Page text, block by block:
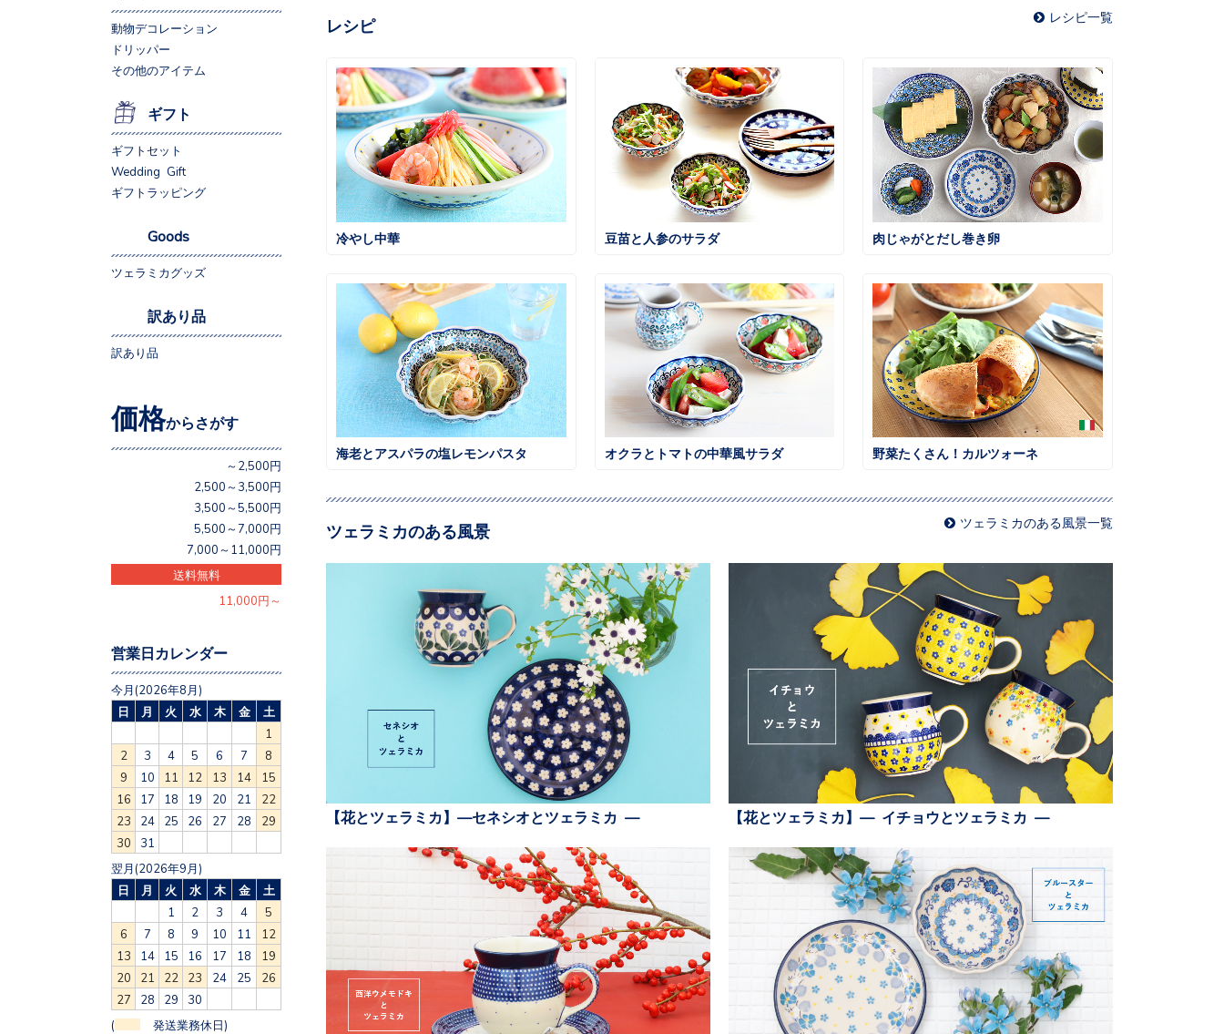
レシピ レシピ一覧
冷やし中華 豆苗と人参のサラダ 肉じゃがとだし巻き卵
海老とアスパラの塩レモンパスタ オクラとトマトの中華風サラダ 野菜たくさん！カルツォーネ
ツェラミカのある風景 ツェラミカのある風景一覧
【花とツェラミカ】—セネシオとツェラミカ — 【花とツェラミカ】— イチョウとツェラミカ —
動物デコレーション
ドリッパー
その他のアイテム
ギフト
ギフトセット
Wedding Gift
ギフトラッピング
Goods
ツェラミカグッズ
訳あり品
訳あり品
価格からさがす
～2,500円
2,500～3,500円
3,500～5,500円
5,500～7,000円
7,000～11,000円
送料無料
11,000円～
営業日カレンダー
今月(2026年8月)
日
月 火 水 木 金
土
1
2
3 4 5 6 7
8
9
10 11 12 13 14
15
16
17 18 19 20 21
22
23
24 25 26 27 28
29
30
31
翌月(2026年9月)
日
月 火 水 木 金
土
1
2 3 4
5
6
7 8 9 10 11
12
13
14 15 16 17 18
19
20
21 22 23 24 25
26
27
28 29 30
( 発送業務休日)